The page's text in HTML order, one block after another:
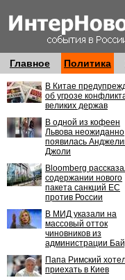
Главное Политика
В Китае
об угрозе
великих держав
В одной из кофеен
Львова неожиданно
появилась
Джоли
Bloomberg
содержании нового
пакета санкций ЕС
против России
В МИД указали на
массовый отток
чиновников из
администрации
Папа Римский
приехать в Киев